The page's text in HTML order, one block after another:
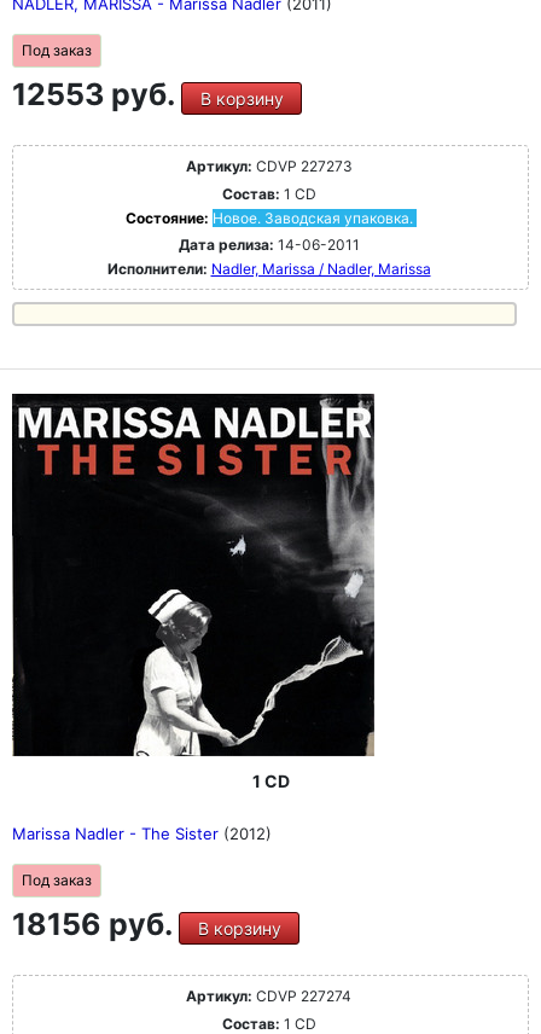
Под заказ
12553 руб. В корзину
Артикул: CDVP 227273
Состав: 1 CD
Состояние: Новое. Заводская упаковка.
Дата релиза: 14-06-2011
Исполнители: Nadler, Marissa / Nadler, Marissa
1 CD
Marissa Nadler - The Sister (2012)
Под заказ
18156 руб. В корзину
Артикул: CDVP 227274
Состав: 1 CD